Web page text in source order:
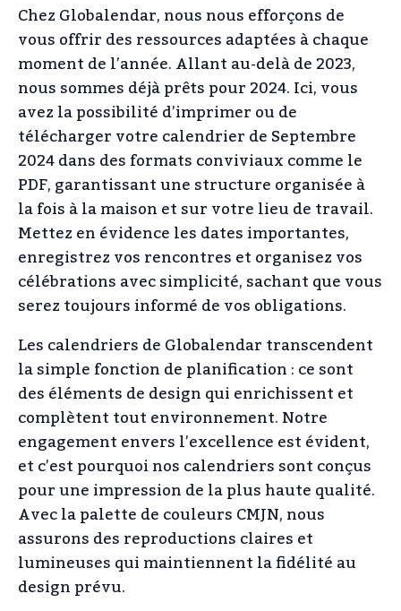
Chez Globalendar, nous nous efforçons de
vous offrir des ressources adaptées à chaque
moment de l’année. Allant au-delà de 2023,
nous sommes déjà prêts pour 2024. Ici, vous
avez la possibilité d’imprimer ou de
télécharger votre calendrier de Septembre
2024 dans des formats conviviaux comme le
PDF, garantissant une structure organisée à
la fois à la maison et sur votre lieu de travail.
Mettez en évidence les dates importantes,
enregistrez vos rencontres et organisez vos
célébrations avec simplicité, sachant que vous
serez toujours informé de vos obligations.
Les calendriers de Globalendar transcendent
la simple fonction de planification : ce sont
des éléments de design qui enrichissent et
complètent tout environnement. Notre
engagement envers l’excellence est évident,
et c’est pourquoi nos calendriers sont conçus
pour une impression de la plus haute qualité.
Avec la palette de couleurs CMJN, nous
assurons des reproductions claires et
lumineuses qui maintiennent la fidélité au
design prévu.